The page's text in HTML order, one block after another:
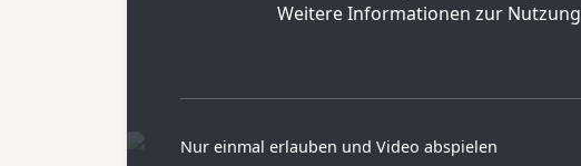
Weitere Informationen zur
Nur einmal erlauben und Video abspielen